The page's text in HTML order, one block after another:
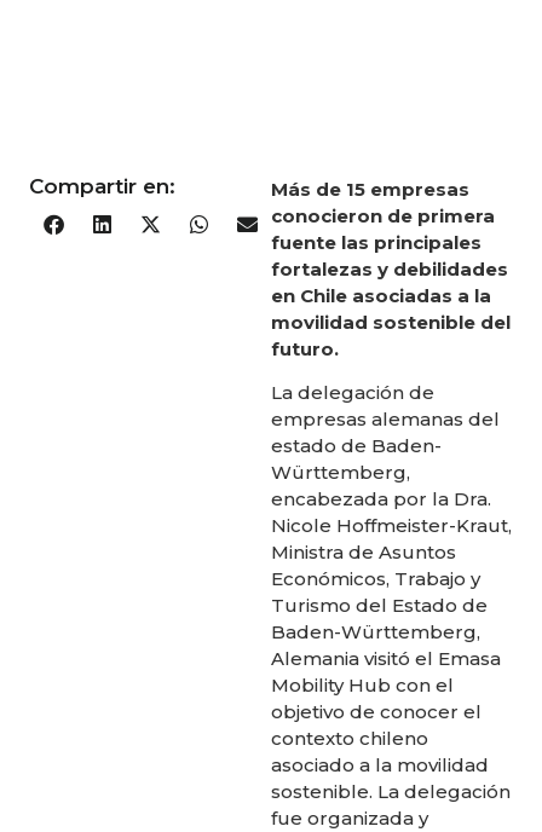
Compartir en:
Más de 15 empresas
conocieron de primera
fuente las principales
fortalezas y debilidades
en Chile asociadas a la
movilidad sostenible del
futuro.
La delegación de
empresas alemanas del
estado de Baden-
Württemberg,
encabezada por la Dra.
Nicole Hoffmeister-Kraut,
Ministra de Asuntos
Económicos, Trabajo y
Turismo del Estado de
Baden-Württemberg,
Alemania visitó el Emasa
Mobility Hub con el
objetivo de conocer el
contexto chileno
asociado a la movilidad
sostenible. La delegación
fue organizada y